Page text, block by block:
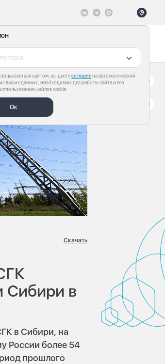
город
сайтом, вы даётесогласиена автоматический
ваших данных, необходимых для работы сайта и его
файлов cookie.
Ок
Скачать
Сибири в
в Сибири, на
России более 54
прошлого